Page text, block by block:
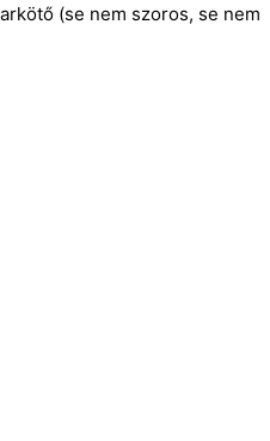
(se nem szoros, se nem